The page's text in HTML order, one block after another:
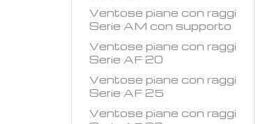
Ventose piane con raggi
Serie AM con supporto
Ventose piane con raggi
Serie AF 20
Ventose piane con raggi
Serie AF 25
Ventose piane con raggi